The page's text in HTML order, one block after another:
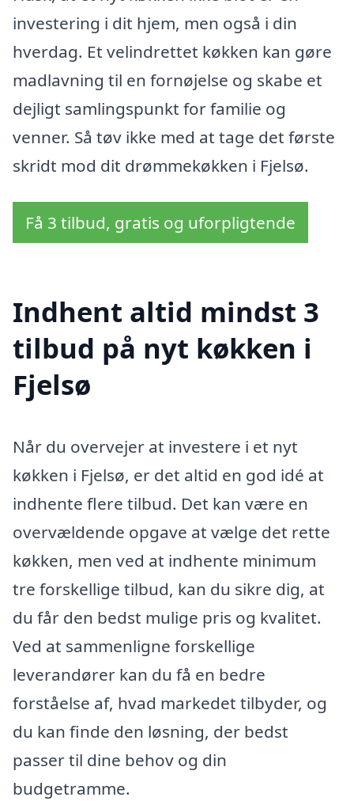
investering i dit hjem, men også i din
hverdag. Et velindrettet køkken kan gøre
madlavning til en fornøjelse og skabe et
dejligt samlingspunkt for familie og
venner. Så tøv ikke med at tage det første
skridt mod dit drømmekøkken i Fjelsø.
Få 3 tilbud, gratis og uforpligtende
Indhent altid mindst 3
tilbud på nyt køkken i
Fjelsø
Når du overvejer at investere i et nyt
køkken i Fjelsø, er det altid en god idé at
indhente flere tilbud. Det kan være en
overvældende opgave at vælge det rette
køkken, men ved at indhente minimum
tre forskellige tilbud, kan du sikre dig, at
du får den bedst mulige pris og kvalitet.
Ved at sammenligne forskellige
leverandører kan du få en bedre
forståelse af, hvad markedet tilbyder, og
du kan finde den løsning, der bedst
passer til dine behov og din
budgetramme.